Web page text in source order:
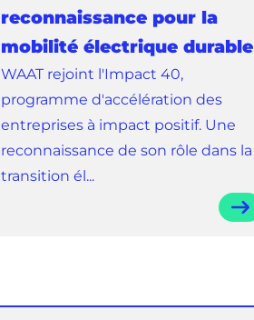
reconnaissance pour la
mobilité électrique durable
WAAT rejoint l'Impact 40,
programme d'accélération des
entreprises à impact positif. Une
reconnaissance de son rôle dans la
transition él...